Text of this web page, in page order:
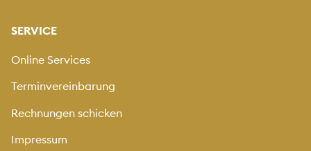
SERVICE
Online Services
Terminvereinbarung
Rechnungen schicken
Impressum